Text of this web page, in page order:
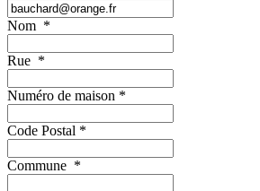
Nom *
Rue *
Numéro de maison *
Code Postal *
Commune *